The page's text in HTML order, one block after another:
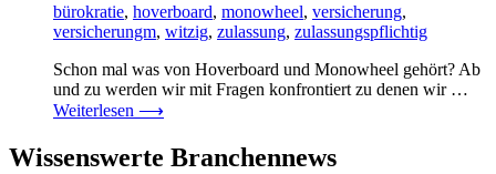
bürokratie, hoverboard, monowheel, versicherung,
versicherungm, witzig, zulassung, zulassungspflichtig
Schon mal was von Hoverboard und Monowheel gehört? Ab
und zu werden wir mit Fragen konfrontiert zu denen wir …
Weiterlesen ⟶
Wissenswerte Branchennews